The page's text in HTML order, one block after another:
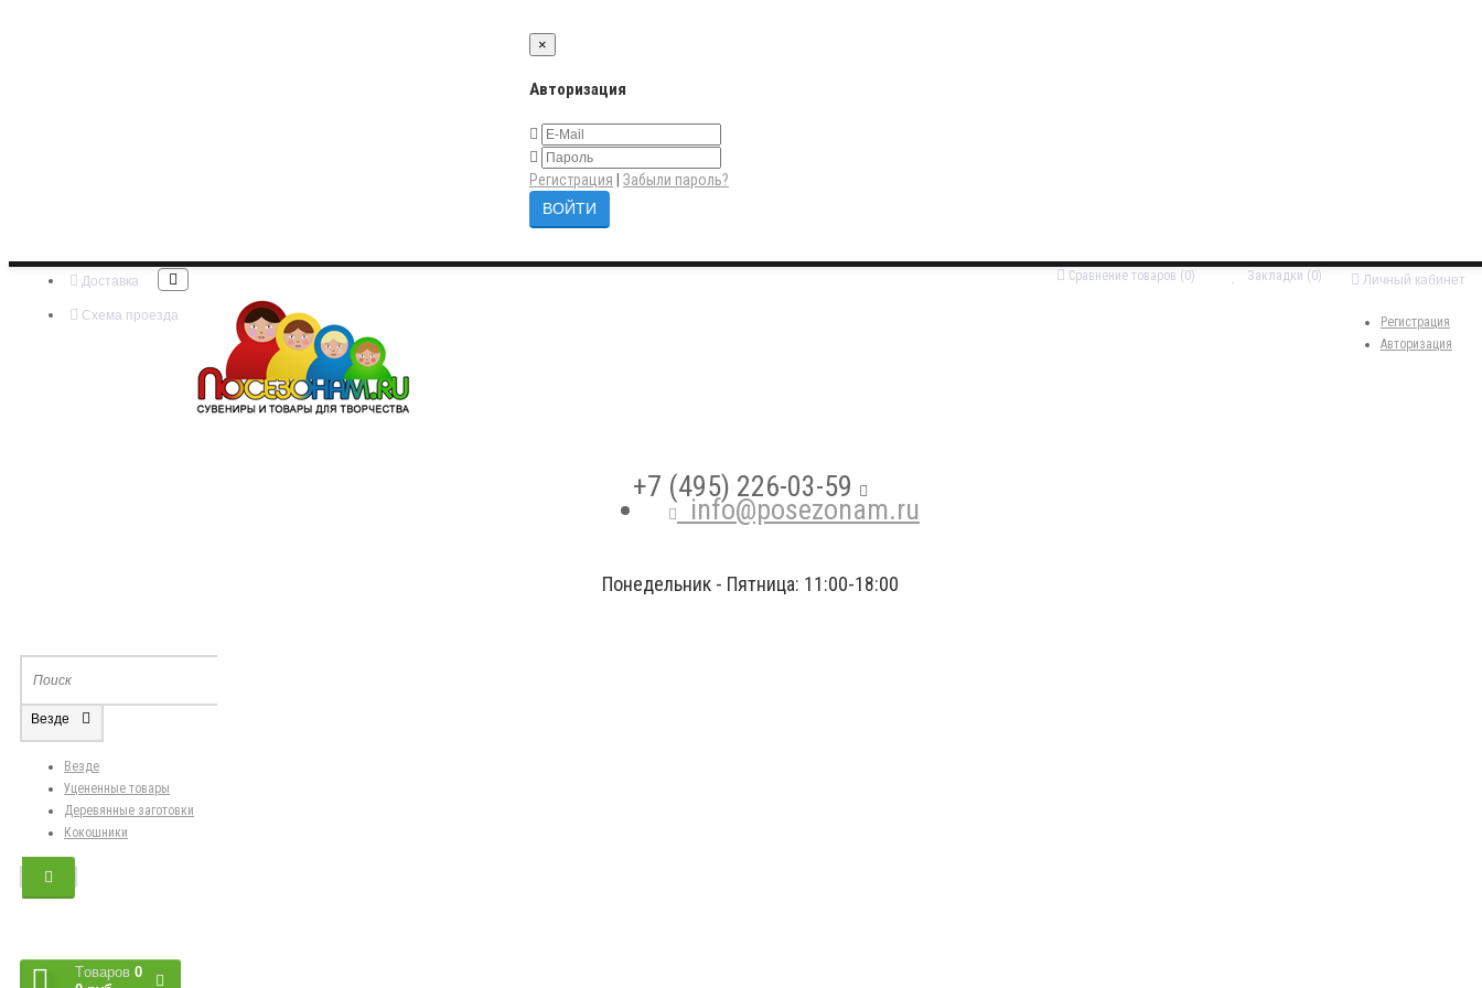
×
Авторизация
Регистрация Забыли пароль?
Доставка
Схема проезда
Личный кабинет
Регистрация
Авторизация
Закладки (0)
Сравнение товаров (0)
+7 (495) 226-03-59
info@posezonam.ru
Понедельник - Пятница: 11:00-18:00
Везде
Везде
Уцененные товары
Деревянные заготовки
Кокошники
Tоваров 0